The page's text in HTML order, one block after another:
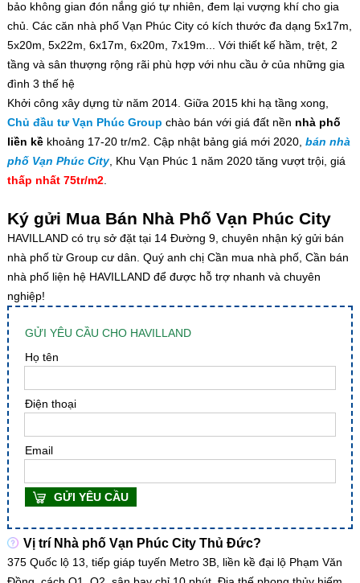
bảo không gian đón nắng gió tự nhiên, đem lại vượng khí cho gia
chủ. Các căn nhà phố Vạn Phúc City có kích thước đa dạng 5x17m,
5x20m, 5x22m, 6x17m, 6x20m, 7x19m... Với thiết kế hầm, trệt, 2
tầng và sân thượng rộng rãi phù hợp với nhu cầu ở của những gia
đình 3 thế hệ
Khởi công xây dựng từ năm 2014. Giữa 2015 khi hạ tầng xong,
Chủ đầu tư Vạn Phúc Group chào bán với giá đất nền nhà phố
liền kềkhoảng 17-20 tr/m2. Cập nhật bảng giá mới 2020, bán nhà
phố Vạn Phúc City, Khu Vạn Phúc 1 năm 2020 tăng vượt trội, giá
thấp nhất 75tr/m2.
Ký gửi Mua Bán Nhà Phố Vạn Phúc City
HAVILLAND có trụ sở đặt tại 14 Đường 9, chuyên nhận ký gửi bán
nhà phố từ Group cư dân. Quý anh chị Cần mua nhà phố, Cần bán
nhà phố liện hệ HAVILLAND để được hỗ trợ nhanh và chuyên
nghiệp!
GỬI YÊU CẦU CHO HAVILLAND
Họ tên
Điện thoại
Email
GỬI YÊU CẦU
Vị trí Nhà phố Vạn Phúc City Thủ Đức?
375 Quốc lộ 13, tiếp giáp tuyến Metro 3B, liền kề đại lộ Phạm Văn